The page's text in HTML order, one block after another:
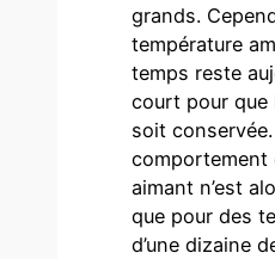
grands.
température
temps reste
court pour que
soit
comportement
aimant n’est
que pour des
d’une dizaine